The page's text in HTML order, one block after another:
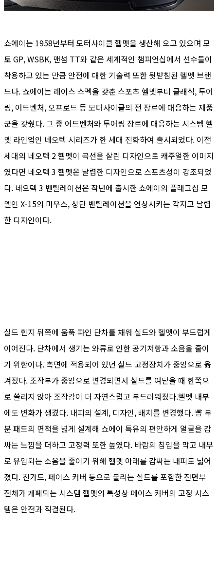
쇼에이는 1958년부터 모터사이클 헬멧을 생산해 오고 있으며 모
토 GP, WSBK, 맨섬 TT와 같은 세계적인 챔피언십에서 선수들이
착용하고 있는 만큼 안전에 대한 기술력 또한 뒷받침된 헬멧 브랜
드다. 쇼에이는 레이스 스펙을 갖춘 스포츠 헬멧부터 클래식, 투어
링, 어드벤처, 오프로드 등 모터사이클의 전 장르에 대응하는 제품
군을 갖췄다. 그 중 어드벤처와 투어링 장르에 대응하는 시스템 헬
멧 라인업인 네오텍 시리즈가 한 세대 진화하여 출시되었다. 이전
세대의 네오텍 2 헬멧이 곡선을 살린 디자인으로 캐주얼한 이미지
였다면 네오텍 3 헬멧은 날렵한 디자인으로 스포츠성이 강조되었
다. 네오텍 3 벤틸레이션은 작년에 출시한 쇼에이의 플래그십 모
델인 X-15의 마우스, 상단 벤틸레이션을 연상시키는 각지고 날렵
한 디자인이다.
실드 힌지 뒤쪽에 움푹 파인 단차를 채워 실드와 헬멧이 부드럽게
이어진다. 단차에서 생기는 와류로 인한 공기저항과 소음을 줄이
기 위함이다. 측면에 적용되어 있던 실드 고정장치가 중앙으로 옮
겨졌다. 조작부가 중앙으로 변경되면서 실드를 여닫을 때 한쪽으
로 쏠리지 않아 조작감이 더 자연스럽고 부드러워졌다.헬멧 내부
에도 변화가 생겼다. 내피의 설계, 디자인, 배치를 변경했다. 뺨 부
분 패드의 면적을 넓게 설계해 쇼에이 특유의 편안하게 얼굴을 감
싸는 느낌을 더하고 고정력 또한 높였다. 바람의 침입을 막고 내부
로 유입되는 소음을 줄이기 위해 헬멧 아래를 감싸는 내피도 넓어
졌다. 친가드, 페이스 커버 등으로 불리는 실드를 포함한 전면부
전체가 개폐되는 시스템 헬멧의 특성상 페이스 커버의 고정 시스
템은 안전과 직결된다.